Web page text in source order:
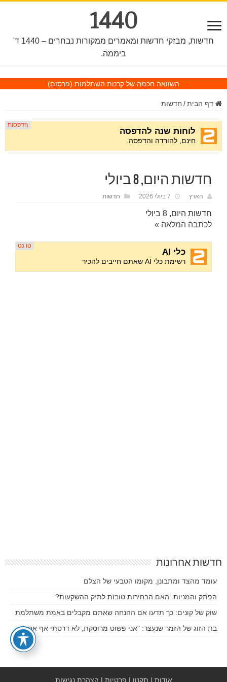
1440
חדשות, מבזקי חדשות ומאמרים ממקורות נבחרים – 1440 ד'
ביממה.
השוואה חכמה של קרנות השתלמות (פרסום)
דף הבית / חדשות
חדשות היום, 8 ביולי
הארץ 7 ביולי 2026 חדשות
חדשות היום, 8 ביולי
לכתבה המלאה »
חדשות אחרונות
עומד מהצד ומתבונן, מקומו הטבעי של הצלם
הפתק והמניות: האם הבחירות טובות לתיק ההשקעות?
שוק של קונים: כך תדעו אם ההנחה שאתם מקבלים באמת משתלמת
בת הזוג של הזמר שנעצר: "אני פשוט מרוסקת, לא דרסתי אף אחד"
אודות | תקנון | פרטיות | הצהרת נגישות